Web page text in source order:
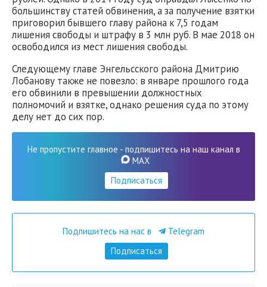
большинству статей обвинения, а за получение взятки
приговорил бывшего главу района к 7,5 годам
лишения свободы и штрафу в 3 млн руб. В мае 2018 он
освободился из мест лишения свободы.
Следующему главе Энгельсского района Дмитрию
Лобанову также не повезло: в январе прошлого года
его обвинили в превышении должностных
полномочий и взятке, однако решения суда по этому
делу нет до сих пор.
Не пропустите главное - подпишитесь на наш канал в
MAX
Подписаться
Подпишитесь на нас в
Telegram
Подписаться